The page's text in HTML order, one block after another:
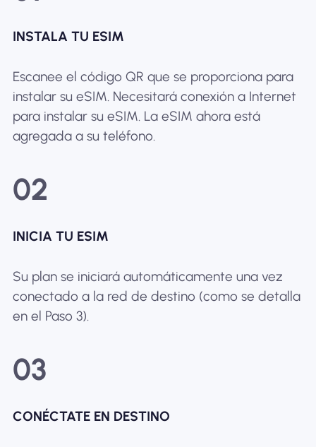
INSTALA TU ESIM
Escanee el código QR que se proporciona para
instalar su eSIM. Necesitará conexión a Internet
para instalar su eSIM. La eSIM ahora está
agregada a su teléfono.
02
INICIA TU ESIM
Su plan se iniciará automáticamente una vez
conectado a la red de destino (como se detalla
en el Paso 3).
03
CONÉCTATE EN DESTINO